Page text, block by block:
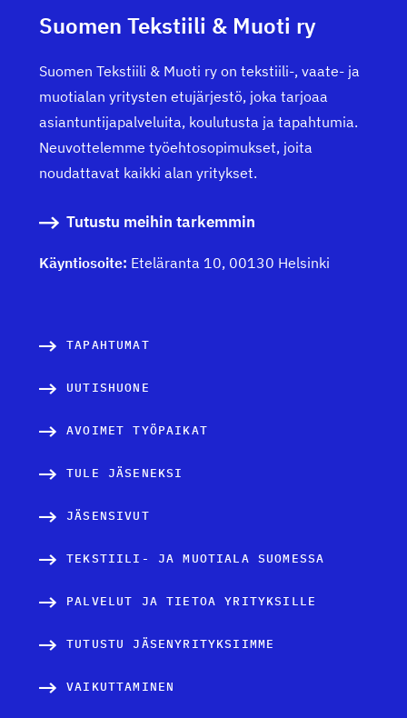
Suomen Tekstiili & Muoti ry
Suomen Tekstiili & Muoti ry on tekstiili-, vaate- ja
muotialan yritysten etujärjestö, joka tarjoaa
asiantuntijapalveluita, koulutusta ja tapahtumia.
Neuvottelemme työehtosopimukset, joita
noudattavat kaikki alan yritykset.
Tutustu meihin tarkemmin
Käyntiosoite: Eteläranta 10, 00130 Helsinki
TAPAHTUMAT
UUTISHUONE
AVOIMET TYÖPAIKAT
TULE JÄSENEKSI
JÄSENSIVUT
TEKSTIILI- JA MUOTIALA SUOMESSA
PALVELUT JA TIETOA YRITYKSILLE
TUTUSTU JÄSENYRITYKSIIMME
VAIKUTTAMINEN